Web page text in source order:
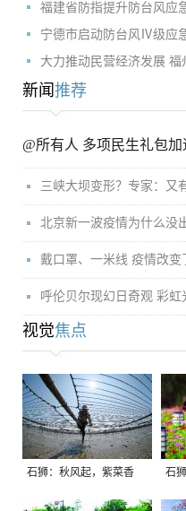
福建省防指提升防台风应
宁德市启动防台风Ⅳ级应
大力推动民营经济发展 福
新闻 推荐
@所有人 多项民生礼包
三峡大坝变形？专家：又
北京新一波疫情为什么没
戴口罩、一米线 疫情改变
呼伦贝尔现幻日奇观 彩虹
视觉焦点
石狮：秋风起，紫菜香 石
争